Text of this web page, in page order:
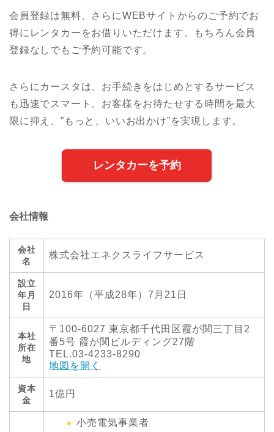
会員登録は無料、さらにWEBサイトからのご予約でお
得にレンタカーをお借りいただけます。もちろん会員
登録なしでもご予約可能です。
さらにカースタは、お手続きをはじめとするサービス
も迅速でスマート。お客様をお待たせする時間を最大
限に抑え、”もっと、いいお出かけ”を実現します。
レンタカーを予約
会社情報
会社
名
株式会社エネクスライフサービス
設立
年月
日
2016年（平成28年）7月21日
本社
所在
地
〒100-6027 東京都千代田区霞が関三丁目2
番5号 霞が関ビルディング27階
TEL.03-4233-8290
地図を開く
資本
金
1億円
小売電気事業者